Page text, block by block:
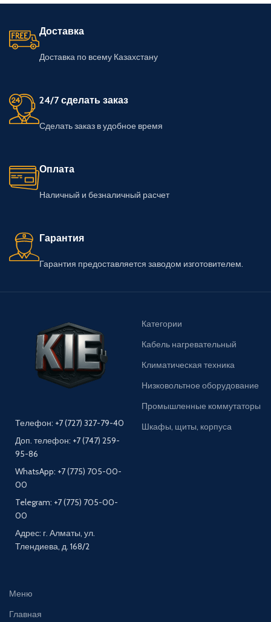
Доставка
Доставка по всему Казахстану
24/7 сделать заказ
Сделать заказ в удобное время
Оплата
Наличный и безналичный расчет
Гарантия
Гарантия предоставляется заводом изготовителем.
Телефон: +7 (727) 327-79-40
Доп. телефон: +7 (747) 259-
95-86
WhatsApp: +7 (775) 705-00-
00
Telegram: +7 (775) 705-00-
00
Адрес: г. Алматы, ул.
Тлендиева, д. 168/2
Категории
Кабель нагревательный
Климатическая техника
Низковольтное оборудование
Промышленные коммутаторы
Шкафы, щиты, корпуса
Меню
Главная